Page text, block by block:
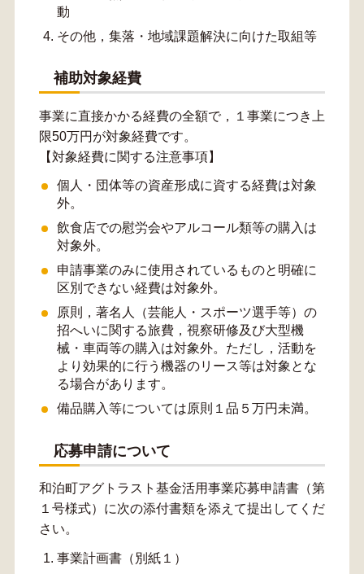
動
その他，集落・地域課題解決に向けた取組等
補助対象経費
事業に直接かかる経費の全額で，１事業につき上
限50万円が対象経費です。
【対象経費に関する注意事項】
個人・団体等の資産形成に資する経費は対象
外。
飲食店での慰労会やアルコール類等の購入は
対象外。
申請事業のみに使用されているものと明確に
区別できない経費は対象外。
原則，著名人（芸能人・スポーツ選手等）の
招へいに関する旅費，視察研修及び大型機
械・車両等の購入は対象外。ただし，活動を
より効果的に行う機器のリース等は対象とな
る場合があります。
備品購入等については原則１品５万円未満。
応募申請について
和泊町アグトラスト基金活用事業応募申請書（第
１号様式）に次の添付書類を添えて提出してくだ
さい。
事業計画書（別紙１）